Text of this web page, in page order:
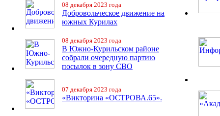
08 декабря 2023 года
Добровольческое движение на
южных Курилах
08 декабря 2023 года
В Южно-Курильском районе
собрали очередную партию
посылок в зону СВО
07 декабря 2023 года
«Викторина «ОСТРОВА.65».